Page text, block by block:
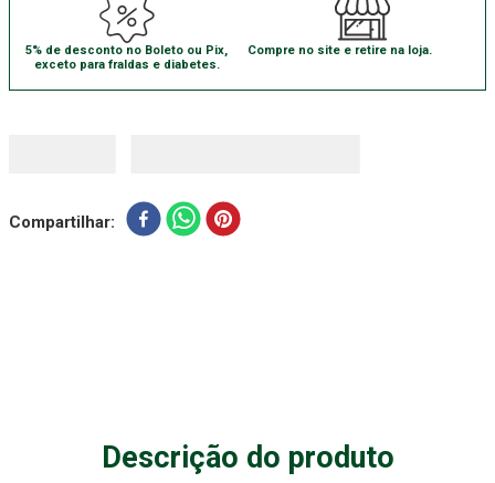
5% de desconto no Boleto ou Pix,
exceto para fraldas e diabetes.
Compre no site e retire na loja.
Compartilhar
Descrição do produto